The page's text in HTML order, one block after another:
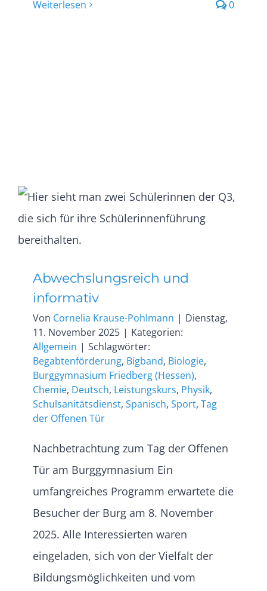
Weiterlesen 0
Abwechslungsreich und
informativ
Von Cornelia Krause-Pohlmann | Dienstag,
11. November 2025 | Kategorien:
Allgemein | Schlagwörter:
Begabtenförderung, Bigband, Biologie,
Burggymnasium Friedberg (Hessen),
Chemie, Deutsch, Leistungskurs, Physik,
Schulsanitätsdienst, Spanisch, Sport, Tag
der Offenen Tür
Nachbetrachtung zum Tag der Offenen
Tür am Burggymnasium Ein
umfangreiches Programm erwartete die
Besucher der Burg am 8. November
2025. Alle Interessierten waren
eingeladen, sich von der Vielfalt der
Bildungsmöglichkeiten und vom